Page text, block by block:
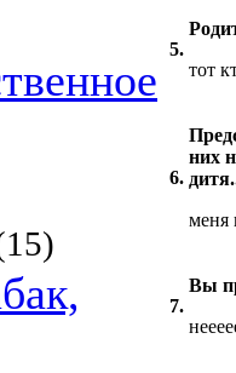
5.
тот
6.
них
меня
7.
Вы